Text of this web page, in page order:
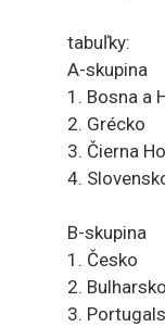
tabuľky:
A-skupina
1. Bosna a
2. Grécko
3. Čierna
4.
B-skupina
1. Česko 3
2.
3.